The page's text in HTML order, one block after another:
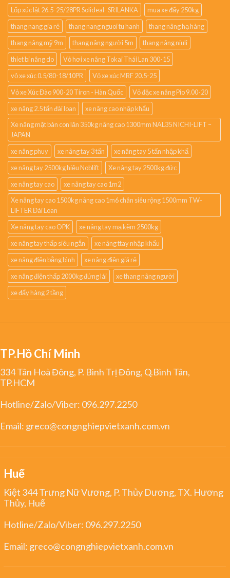
Lốp xúc lật 26.5-25/28PR Solideal- SRILANKA
mua xe đẩy 250kg
thang nang gia rẻ
thang nang nguoi tu hanh
thang nâng hạ hàng
thang nâng mỹ 9m
thang nâng người 5m
thang nâng niuli
thiet bi nâng do
Vỏ hơi xe nâng Tokai Thái Lan 300-15
vỏ xe xúc 0.5/80-18/10PR
Vỏ xe xúc MRF 20.5-25
Vỏ xe Xúc Đào 900-20 Tiron - Hàn Quốc
Vỏ đặc xe nâng Pio 9.00-20
xe nâng 2.5 tấn đài loan
xe nâng cao nhập khẩu
Xe nâng mặt bàn con lăn 350kg nâng cao 1300mm NAL35 NICHI-LIFT –
JAPAN
xe nâng phuy
xe nâng tay 3 tấn
xe nâng tay 5 tấn nhập khẩ
xe nâng tay 2500kg hiệu Noblift
Xe nâng tay 2500kg đức
xe nâng tay cao
xe nâng tay cao 1m2
Xe nâng tay cao 1500kg nâng cao 1m6 chân siêu rộng 1500mm TW-
LIFTER Đài Loan
Xe nâng tay cao OPK
xe nâng tay mạ kẽm 2500kg
xe nâng tay thấp siêu ngắn
xe nâng ttay nhập khẩu
xe nâng điện bằng bình
xe nâng điện giá rẻ
xe nâng điện thấp 2000kg đứng lái
xe thang nâng người
xe đẩy hàng 2 tầng
TP.Hồ Chí Minh
334 Tân Hoà Đông, P. Bình Trị Đông, Q.Bình Tân,
TP.HCM
Hotline/Zalo/Viber: 096.297.2250
Email: greco@congnghiepvietxanh.com.vn
Huế
Kiệt 344 Trưng Nữ Vương, P. Thủy Dương, TX. Hương
Thủy, Huế
Hotline/Zalo/Viber: 096.297.2250
Email: greco@congnghiepvietxanh.com.vn